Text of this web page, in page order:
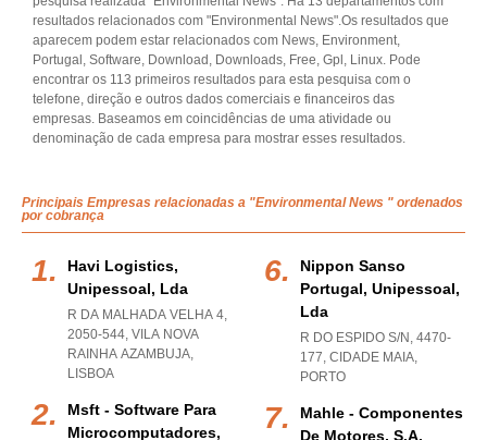
resultados relacionados com "Environmental News".Os resultados que
aparecem podem estar relacionados com News, Environment,
Portugal, Software, Download, Downloads, Free, Gpl, Linux. Pode
encontrar os 113 primeiros resultados para esta pesquisa com o
telefone, direção e outros dados comerciais e financeiros das
empresas. Baseamos em coincidências de uma atividade ou
denominação de cada empresa para mostrar esses resultados.
Principais Empresas relacionadas a "Environmental News " ordenados
por cobrança
Havi Logistics,
Unipessoal, Lda
R DA MALHADA VELHA 4,
2050-544, VILA NOVA
RAINHA AZAMBUJA,
LISBOA
Msft - Software Para
Microcomputadores,
Nippon Sanso
Portugal, Unipessoal,
Lda
R DO ESPIDO S/N, 4470-
177, CIDADE MAIA,
PORTO
Mahle - Componentes
De Motores, S.a.